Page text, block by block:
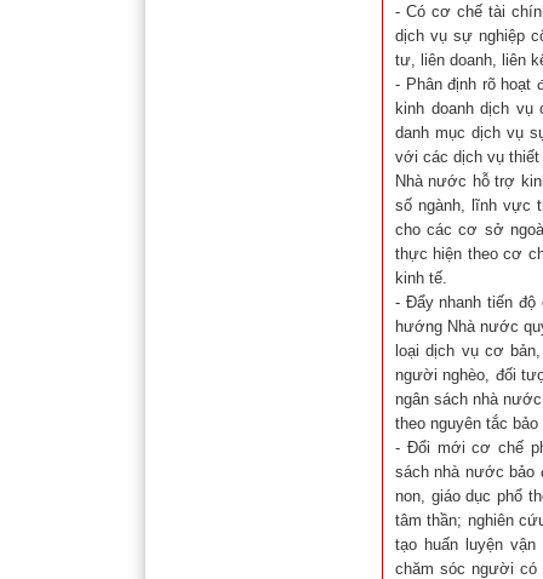
- Có cơ chế tài
dịch vụ sự nghiệp
tư, liên doanh, liên
- Phân định rõ hoạt
kinh doanh dịch
danh mục dịch vụ
với các dịch vụ
Nhà nước hỗ trợ
số ngành, lĩnh vực
cho các cơ sở
thực hiện theo cơ
kinh tế.
- Đẩy nhanh tiến độ
hướng Nhà nước
loại dịch vụ cơ
người nghèo, đối
ngân sách nhà
theo nguyên tắc
- Đổi mới cơ chế
sách nhà nước bảo
non, giáo dục phổ
tâm thần; nghiên
tạo huấn luyện
chăm sóc người